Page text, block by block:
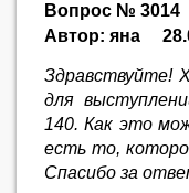
Вопрос № 3014
Автор: янa
Здравствуйте!
для
140. Как это
есть то,
Спасибо за